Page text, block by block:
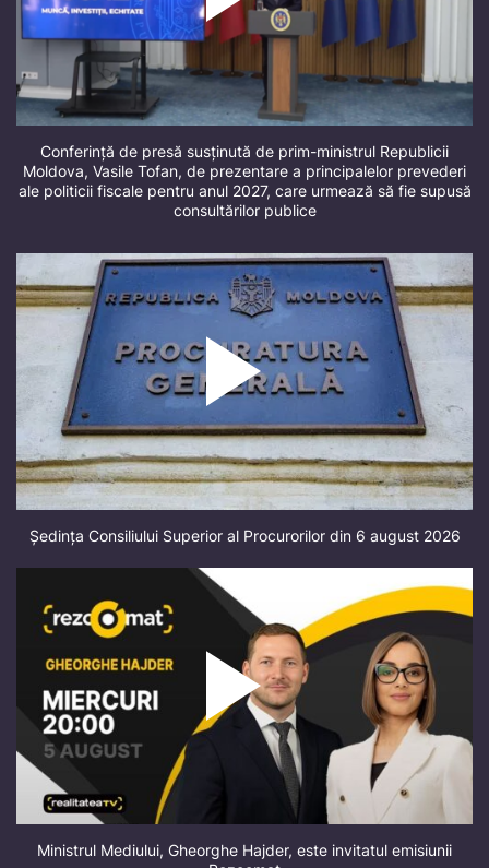
Conferință de presă susținută de prim-ministrul Republicii
Moldova, Vasile Tofan, de prezentare a principalelor prevederi
ale politicii fiscale pentru anul 2027, care urmează să fie supusă
consultărilor publice
Ședința Consiliului Superior al Procurorilor din 6 august 2026
Ministrul Mediului, Gheorghe Hajder, este invitatul emisiunii